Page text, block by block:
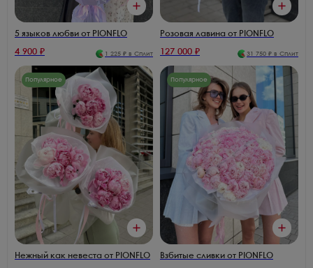
5 языков любви от PIONFLO
4 900 ₽ 1 225 ₽ в Сплит
Розовая лавина от PIONFLO
127 000 ₽ 31 750 ₽ в Сплит
Популярное
Нежный как невеста от PIONFLO
Популярное
Взбитые сливки от PIONFLO